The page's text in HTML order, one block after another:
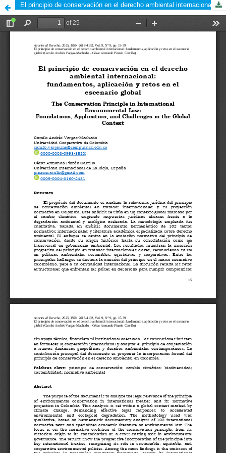
El principio de conservación en el derecho ambiental internacional: fundamentos, aplicación y retos en el escenario global